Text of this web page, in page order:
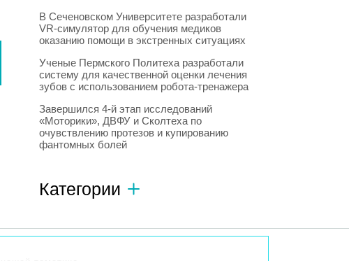
В Сеченовском Университете разработали
VR-симулятор для обучения медиков
оказанию помощи в экстренных ситуациях
Ученые Пермского Политеха разработали
систему для качественной оценки лечения
зубов с использованием робота-тренажера
Завершился 4-й этап исследований
«Моторики», ДВФУ и Сколтеха по
очувствлению протезов и купированию
фантомных болей
Категории